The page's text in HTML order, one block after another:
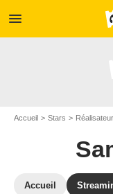
menu
Accueil Stars Réalisateur
Accueil